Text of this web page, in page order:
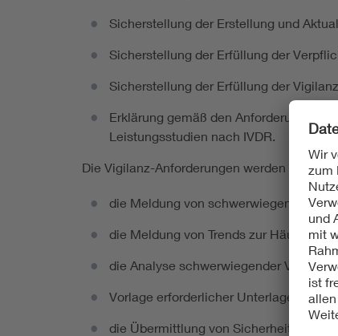
Sicherstellung der Erstellung und
Sicherstellung der Erfüllung der
Sicherstellung der Erfüllung der
Erklärung gemäß den Anforderungen
Leistungsstudien nach IVDR.
Die Vigilanz-Anforderungen werden in den
die Meldung von schwerwiegenden
die Meldung von Trends zur
die Analyse schwerwiegender
Vorlage erforderlicher Unterlagen für
die Übermittlung von